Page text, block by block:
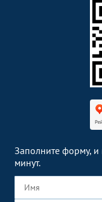
Заполните форму,
минут.